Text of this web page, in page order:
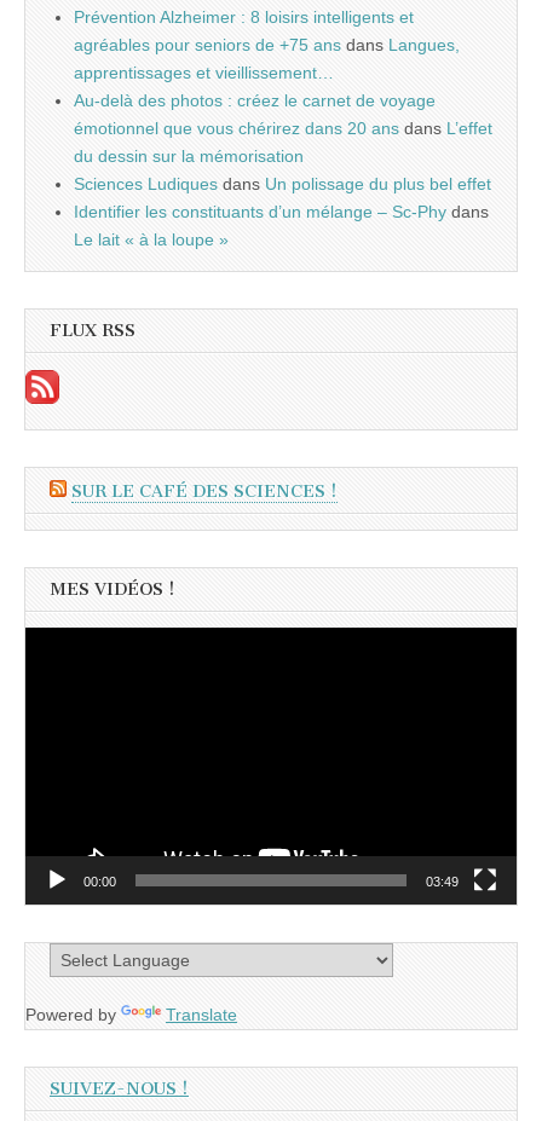
Prévention Alzheimer : 8 loisirs intelligents et
agréables pour seniors de +75 ans dans Langues,
apprentissages et vieillissement…
Au-delà des photos : créez le carnet de voyage
émotionnel que vous chérirez dans 20 ans dans L’effet
du dessin sur la mémorisation
Sciences Ludiques dans Un polissage du plus bel effet
Identifier les constituants d’un mélange – Sc-Phy dans
Le lait « à la loupe »
FLUX RSS
SUR LE CAFÉ DES SCIENCES !
MES VIDÉOS !
00:00 03:49
Powered by Translate
SUIVEZ-NOUS !